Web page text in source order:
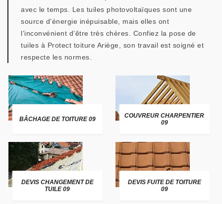
avec le temps. Les tuiles photovoltaïques sont une
source d’énergie inépuisable, mais elles ont
l’inconvénient d’être très chères. Confiez la pose de
tuiles à Protect toiture Ariège, son travail est soigné et
respecte les normes.
BÂCHAGE DE TOITURE 09
COUVREUR CHARPENTIER
09
DEVIS CHANGEMENT DE
TUILE 09
DEVIS FUITE DE TOITURE
09